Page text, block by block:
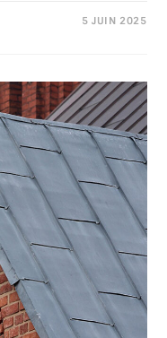
5 JUIN 2025